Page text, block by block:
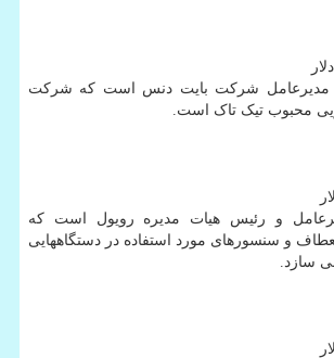
مدیرعامل شرکت بایت دنس است که شرکت
محبوب تیک تاک است.
و رئیس هیات مدیره رویول است که
و سنسورهای مورد استفاده در دستگاههایی
سازد.